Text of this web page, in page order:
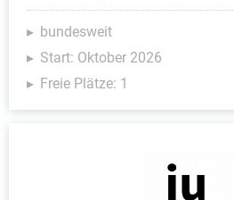
bundesweit
Start: Oktober 2026
Freie Plätze: 1